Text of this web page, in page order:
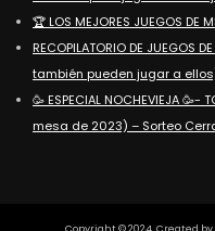
🏆 LOS MEJORES JUEGOS DE
RECOPILATORIO DE JUEGOS
también pueden jugar a
🥳 ESPECIAL NOCHEVIEJA
mesa de 2023) – Sorteo